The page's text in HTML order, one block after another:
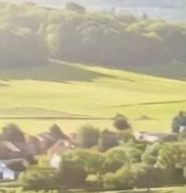
Gesetzliche Revisionen
Spezialprüfungen
Vorsorge & öffentliche
Interne Kontrollen &
Beratung
Gründung &
Umstrukturierung &
Nachfolge &
Bewertung & Planung